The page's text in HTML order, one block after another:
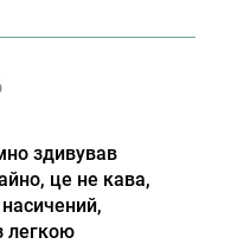
здивував
це не кава,
легкою